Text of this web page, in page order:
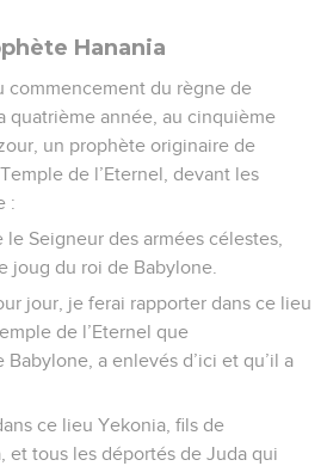
Hanania
commencement du règne de
quatrième année, au cinquième
un prophète originaire de
de l’Eternel, devant les
:
Seigneur des armées célestes,
joug du roi de Babylone.
jour, je ferai rapporter dans ce lieu
de l’Eternel que
a enlevés d’ici et qu’il a
ce lieu Yekonia, fils de
et tous les déportés de Juda qui